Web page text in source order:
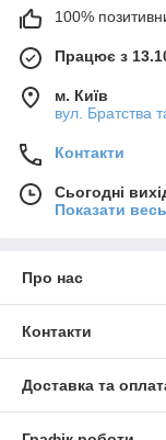
100%
Працює з
м. Київ
вул. Братства
Контакти
Сьогодні
Показати
Про нас
Контакти
Доставка та